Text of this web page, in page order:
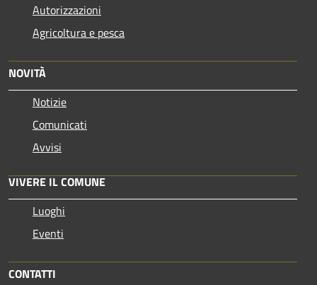
Autorizzazioni
Agricoltura e pesca
NOVITÀ
Notizie
Comunicati
Avvisi
VIVERE IL COMUNE
Luoghi
Eventi
CONTATTI